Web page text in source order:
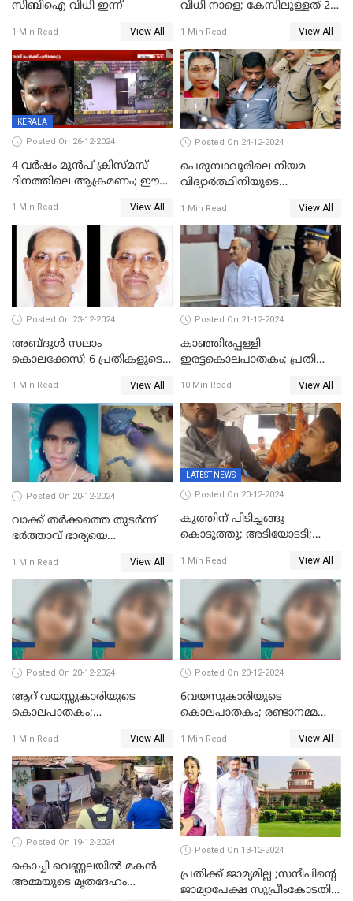
സിബിഐ വിധി ഇന്ന്
1 Min Read View All
വിധി നാളെ; കേസിലുള്ളത് 24
1 Min Read View All
KERALA
Posted On 26-12-2024
4 വർഷം മുൻപ് ക്രിസ്മസ്
ദിനത്തിലെ ആക്രമണം; ഈ
ചോദിക്കാനെത്തി, 2 പേർ
കുത്തേറ്റു മരിച്ചു
1 Min Read View All
Posted On 24-12-2024
പെരുമ്പാവൂരിലെ നിയമ
വിദ്യാര്‍ത്ഥിനിയുടെ
അമീറുള്‍ ഇസ്ലാമിന്റെ
മനോനിലയില്‍ കുഴപ്പമില്ലെന്ന്
റിപ്പോര്‍ട്ട്
1 Min Read View All
Posted On 23-12-2024
അബ്ദുള്‍ സലാം
കൊലക്കേസ്‌; 6 പ്രതികളുടെ
1 Min Read View All
Posted On 21-12-2024
കാഞ്ഞിരപ്പള്ളി
ഇരട്ടകൊലപാതകം; പ്രതി
ജീവപര്യന്തം
10 Min Read View All
Posted On 20-12-2024
വാക്ക് തര്‍ക്കത്തെ തുടര്‍ന്ന്
ഭര്‍ത്താവ് ഭാര്യയെ
1 Min Read View All
LATEST NEWS
Posted On 20-12-2024
കുത്തിന് പിടിച്ചങ്ങു
കൊടുത്തു; അടിയോടടി;
ശല്യം ചെയ്തയാളെ 26 തവണ
മുഖത്തടിച്ച് അധ്യാപിക
1 Min Read View All
Posted On 20-12-2024
ആറ് വയസ്സുകാരിയുടെ
കൊലപാതകം;
ബന്ധമില്ലെന്ന് സ്ഥിരീകരണം
1 Min Read View All
Posted On 20-12-2024
6വയസുകാരിയുടെ
കൊലപാതകം; രണ്ടാനമ്മയെ
1 Min Read View All
Posted On 19-12-2024
കൊച്ചി വെണ്ണലയില്‍ മകന്‍
അമ്മയുടെ മൃതദേഹം
Posted On 13-12-2024
പ്രതിക്ക് ജാമ്യമില്ല ;സന്ദീപിന്റെ
ജാമ്യാപേക്ഷ സുപ്രീംകോടതി